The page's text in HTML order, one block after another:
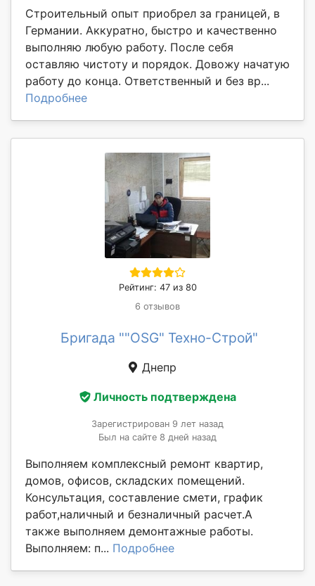
Строительный опыт приобрел за границей, в
Германии. Аккуратно, быстро и качественно
выполняю любую работу. После себя
оставляю чистоту и порядок. Довожу начатую
работу до конца. Ответственный и без вр...
Подробнее
Рейтинг: 47 из 80
6 отзывов
Бригада ""OSG" Техно-Строй"
Днепр
Личность подтверждена
Зарегистрирован 9 лет назад
Был на сайте 8 дней назад
Выполняем комплексный ремонт квартир,
домов, офисов, складских помещений.
Консультация, составление смети, график
работ,наличный и безналичный расчет.А
также выполняем демонтажные работы.
Выполняем: п... Подробнее